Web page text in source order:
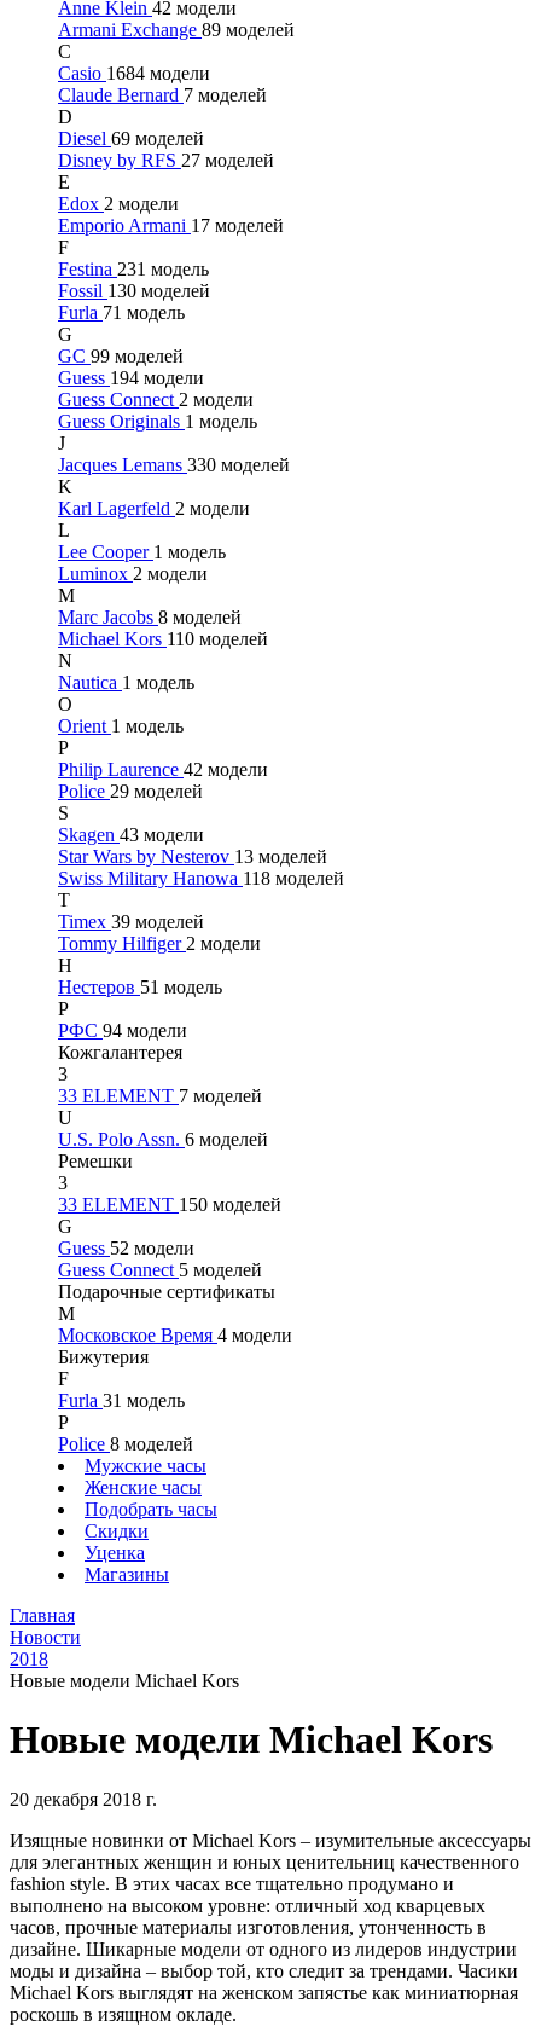
Anne Klein 42 модели
Armani Exchange 89 моделей
C
Casio 1684 модели
Claude Bernard 7 моделей
D
Diesel 69 моделей
Disney by RFS 27 моделей
E
Edox 2 модели
Emporio Armani 17 моделей
F
Festina 231 модель
Fossil 130 моделей
Furla 71 модель
G
GC 99 моделей
Guess 194 модели
Guess Connect 2 модели
Guess Originals 1 модель
J
Jacques Lemans 330 моделей
K
Karl Lagerfeld 2 модели
L
Lee Cooper 1 модель
Luminox 2 модели
M
Marc Jacobs 8 моделей
Michael Kors 110 моделей
N
Nautica 1 модель
O
Orient 1 модель
P
Philip Laurence 42 модели
Police 29 моделей
S
Skagen 43 модели
Star Wars by Nesterov 13 моделей
Swiss Military Hanowa 118 моделей
T
Timex 39 моделей
Tommy Hilfiger 2 модели
Н
Нестеров 51 модель
Р
РФС 94 модели
Кожгалантерея
3
33 ELEMENT 7 моделей
U
U.S. Polo Assn. 6 моделей
Ремешки
3
33 ELEMENT 150 моделей
G
Guess 52 модели
Guess Connect 5 моделей
Подарочные сертификаты
М
Московское Время 4 модели
Бижутерия
F
Furla 31 модель
P
Police 8 моделей
Мужские часы
Женские часы
Подобрать часы
Скидки
Уценка
Магазины
Главная
Новости
2018
Новые модели Michael Kors
Новые модели Michael Kors
20 декабря 2018 г.
Изящные новинки от Michael Kors – изумительные аксессуары
для элегантных женщин и юных ценительниц качественного
fashion style. В этих часах все тщательно продумано и
выполнено на высоком уровне: отличный ход кварцевых
часов, прочные материалы изготовления, утонченность в
дизайне. Шикарные модели от одного из лидеров индустрии
моды и дизайна – выбор той, кто следит за трендами. Часики
Michael Kors выглядят на женском запястье как миниатюрная
роскошь в изящном окладе.